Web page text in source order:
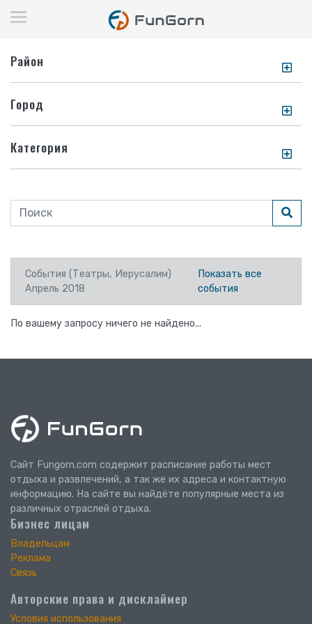
Район
Город
Категория
События (Театры, Иерусалим)
Апрель 2018
Показать все
события
По вашему запросу ничего не найдено...
Сайт Fungorn.com содержит расписание работы мест
отдыха и развлечений, а так же их адреса и контактную
информацию. На сайте вы найдёте популярные места из
различных отраслей отдыха.
Бизнес лицам
Владельцам
Реклама
Связь
Авторские права и дисклаймер
Условия использования